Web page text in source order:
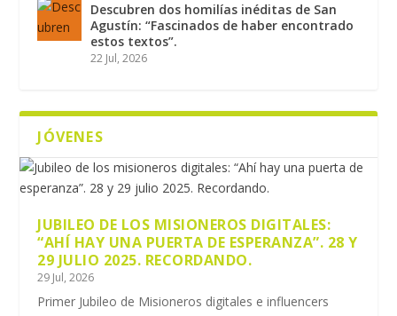
Descubren dos homilías inéditas de San
Agustín: “Fascinados de haber encontrado
estos textos”.
22 Jul, 2026
JÓVENES
JUBILEO DE LOS MISIONEROS DIGITALES:
“AHÍ HAY UNA PUERTA DE ESPERANZA”. 28 Y
29 JULIO 2025. RECORDANDO.
29 Jul, 2026
Primer Jubileo de Misioneros digitales e influencers